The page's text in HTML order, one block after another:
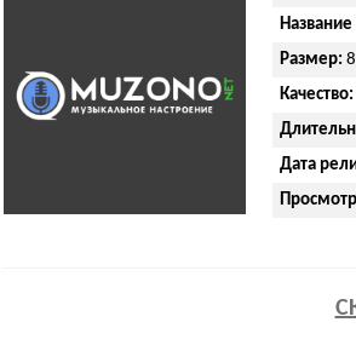
Название
Размер:
Качество:
Дата